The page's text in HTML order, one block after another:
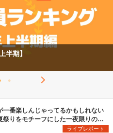
半期】
番楽しんじゃってるかもしれない
りをモチーフにした一夜限りのス
色祭』レポート
ライブレポート